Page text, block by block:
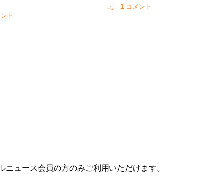
ト
1 コメント
ュース会員の方のみご利用いただけます。